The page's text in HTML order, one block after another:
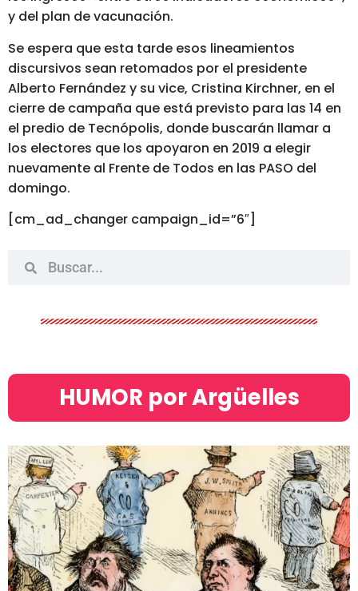
y del plan de vacunación.
Se espera que esta tarde esos lineamientos
discursivos sean retomados por el presidente
Alberto Fernández y su vice, Cristina Kirchner, en el
cierre de campaña que está previsto para las 14 en
el predio de Tecnópolis, donde buscarán llamar a
los electores que los apoyaron en 2019 a elegir
nuevamente al Frente de Todos en las PASO del
domingo.
[cm_ad_changer campaign_id=”6″]
HUMOR por Argüelles​